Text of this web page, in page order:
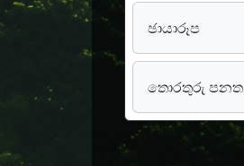
ඡායාරූප
තොරතුරු පනත